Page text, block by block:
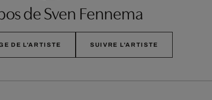
de Sven Fennema
DE L'ARTISTE SUIVRE L'ARTISTE